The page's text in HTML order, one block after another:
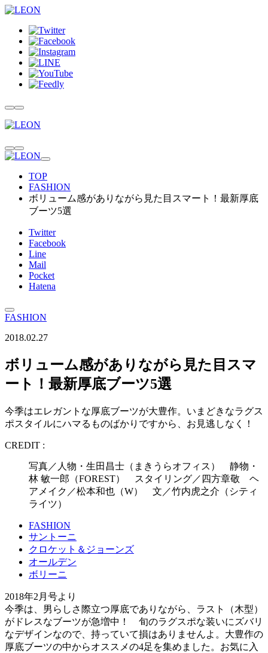
TOP
FASHION
ボリューム感がありながら見た目スマート！最新厚底
ブーツ5選
Twitter
Facebook
Line
Mail
Pocket
Hatena
FASHION
2018.02.27
ボリューム感がありながら見た目スマ
ート！最新厚底ブーツ5選
今季はエレガントな厚底ブーツが大豊作。いまどきなラグス
ポスタイルにハマるものばかりですから、お見逃しなく！
CREDIT :
写真／人物・生田昌士（まきうらオフィス） 静物・
林 敏一郎（FOREST） スタイリング／四方章敬 ヘ
アメイク／松本和也（W） 文／竹内虎之介（シティ
ライツ）
FASHION
サントーニ
クロケット＆ジョーンズ
オールデン
ボリーニ
2018年2月号より
今季は、男らしさ際立つ厚底でありながら、ラスト（木型）
がドレスなブーツが急増中！ 旬のラグスポな装いにズバリ
なデザインなので、持っていて損はありませんよ。大豊作の
厚底ブーツの中からオススメの4足を集めました。お気に入